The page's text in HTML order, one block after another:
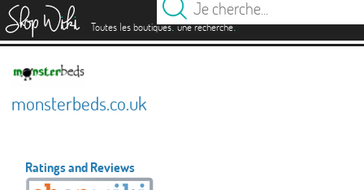
Toutes les boutiques.une recherche.
monsterbeds.co.uk
Ratings and Reviews